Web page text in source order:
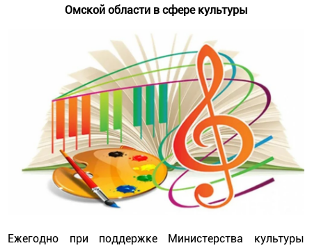
Омской области в сфере культуры
Ежегодно при поддержке Министерства культуры